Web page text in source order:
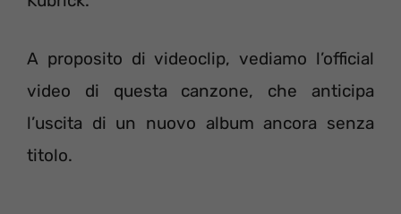
A proposito di videoclip, vediamo l’official
video di questa canzone, che anticipa
l’uscita di un nuovo album ancora senza
titolo.